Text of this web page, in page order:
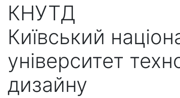
КНУТД
Київський
університет
дизайну